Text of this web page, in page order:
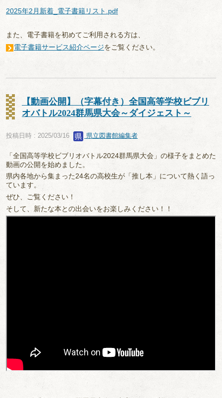
2025年2月新着_電子書籍リスト.pdf
また、電子書籍を初めてご利用される方は、
電子書籍サービス紹介ページをご覧ください。
【動画公開】（字幕付き）全国高等学校ビブリ
オバトル2024群馬県大会～ダイジェスト～
投稿日時 : 2025/03/16 県立図書館編集者
「全国高等学校ビブリオバトル2024群馬県大会」の様子をまとめた
動画の公開を始めました。
県内各地から集まった24名の高校生が「推し本」について熱く語っ
ています。
ぜひ、ご覧ください！
そして、新たな本との出会いをお楽しみください！！